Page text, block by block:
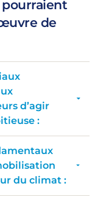
pourraient
de
d’agir
:
du climat :